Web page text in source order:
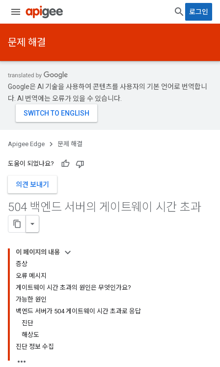
로그인
문제 해결
Google은 AI 기술을 사용하여 콘텐츠를 사용자의 기본 언어로 번역합니
다. AI 번역에는 오류가 있을 수 있습니다.
Apigee Edge 문제 해결
도움이 되었나요?
의견 보내기
504 백엔드 서버의 게이트웨이 시간 초과
이 페이지의 내용
증상
오류 메시지
게이트웨이 시간 초과의 원인은 무엇인가요?
가능한 원인
백엔드 서버가 504 게이트웨이 시간 초과로 응답
진단
해상도
진단 정보 수집